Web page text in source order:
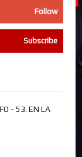
Follow
Subscribe
- 53. EN LA